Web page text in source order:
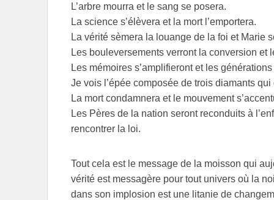
L’arbre mourra et le sang se posera.
La science s’élèvera et la mort l’emportera.
La vérité sèmera la louange de la foi et Marie
Les bouleversements verront la conversion et
Les mémoires s’amplifieront et les
Je vois l’épée composée de trois diamants
La mort condamnera et le mouvement
Les Pères de la nation seront reconduits à
rencontrer la loi.
Tout cela est le message de la moisson qui
vérité est messagère pour tout univers où la
dans son implosion est une litanie de